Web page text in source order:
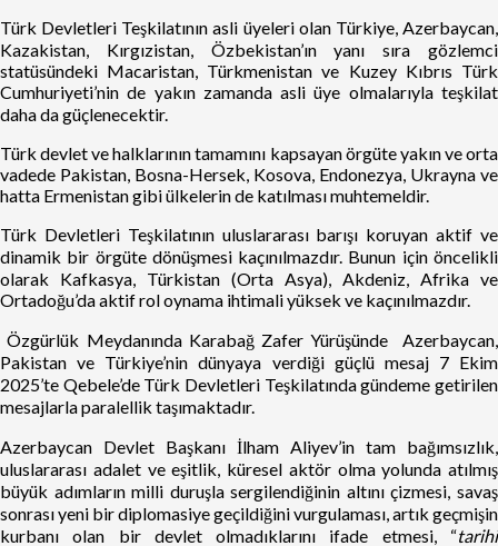
Türk Devletleri Teşkilatının asli üyeleri olan Türkiye, Azerbaycan,
Kazakistan, Kırgızistan, Özbekistan’ın yanı sıra gözlemci
statüsündeki Macaristan, Türkmenistan ve Kuzey Kıbrıs Türk
Cumhuriyeti’nin de yakın zamanda asli üye olmalarıyla teşkilat
daha da güçlenecektir.
Türk devlet ve halklarının tamamını kapsayan örgüte yakın ve orta
vadede Pakistan, Bosna-Hersek, Kosova, Endonezya, Ukrayna ve
hatta Ermenistan gibi ülkelerin de katılması muhtemeldir.
Türk Devletleri Teşkilatının uluslararası barışı koruyan aktif ve
dinamik bir örgüte dönüşmesi kaçınılmazdır. Bunun için öncelikli
olarak Kafkasya, Türkistan (Orta Asya), Akdeniz, Afrika ve
Ortadoğu’da aktif rol oynama ihtimali yüksek ve kaçınılmazdır.
Özgürlük Meydanında Karabağ Zafer Yürüşünde Azerbaycan,
Pakistan ve Türkiye’nin dünyaya verdiği güçlü mesaj 7 Ekim
2025’te Qebele’de Türk Devletleri Teşkilatında gündeme getirilen
mesajlarla paralellik taşımaktadır.
Azerbaycan Devlet Başkanı İlham Aliyev’in tam bağımsızlık,
uluslararası adalet ve eşitlik, küresel aktör olma yolunda atılmış
büyük adımların milli duruşla sergilendiğinin altını çizmesi, savaş
sonrası yeni bir diplomasiye geçildiğini vurgulaması, artık geçmişin
kurbanı olan bir devlet olmadıklarını ifade etmesi, “tarihi